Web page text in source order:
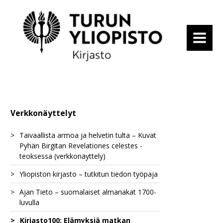
MENU
Verkkonäyttelyt
Taivaallista armoa ja helvetin tulta – Kuvat
Pyhän Birgitan Revelationes celestes -
teoksessa (verkkonäyttely)
Birgitan uudistusagenda
Ilmestys uudesta luostarisäännöstä
Birgittalaissäännön erityisyys
Taivaan ja maan välillä
Hurskas elämä perisynnin varjossa
Birgitan rippi-isät
Yliopiston kirjasto – tutkitun tiedon työpaja
Näkökulmia avoimeen tieteeseen
Avoin tiede historiantutkijan työssä
Tutkittu tieto ja informaatiolukutaito
Ajan Tieto – suomalaiset almanakat 1700-
luvulla
Valistavat almanakat
Kirjasto100: Elämyksiä matkan